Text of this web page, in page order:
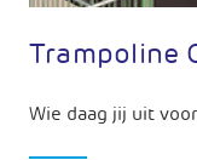
Trampoline
Wie daag jij uit